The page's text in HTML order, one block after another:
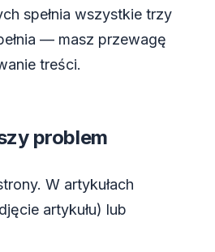
spełnia wszystkie trzy
— masz przewagę
treści.
problem
W artykułach
artykułu) lub